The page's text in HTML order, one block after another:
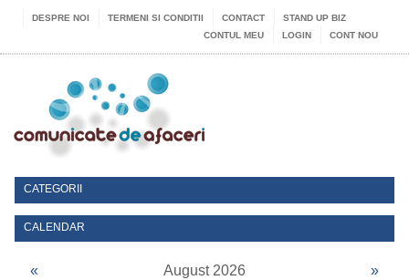
DESPRE NOI TERMENI SI CONDITII CONTACT
STAND UP BIZ
CONTUL MEU
LOGIN CONT NOU
CATEGORII
CALENDAR
« August 2026 »